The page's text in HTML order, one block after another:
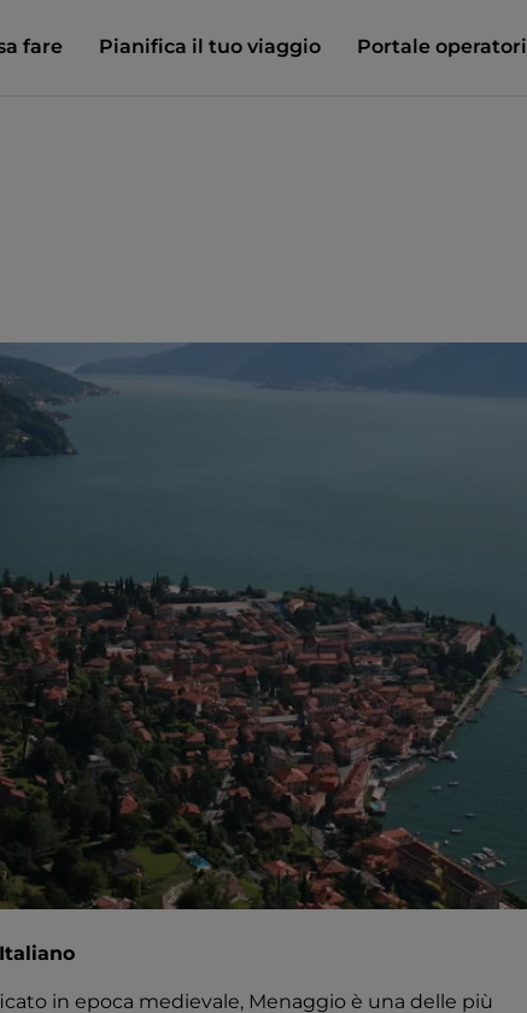
fare Pianifica il tuo viaggio Portale operatori
in epoca medievale, Menaggio è una delle più